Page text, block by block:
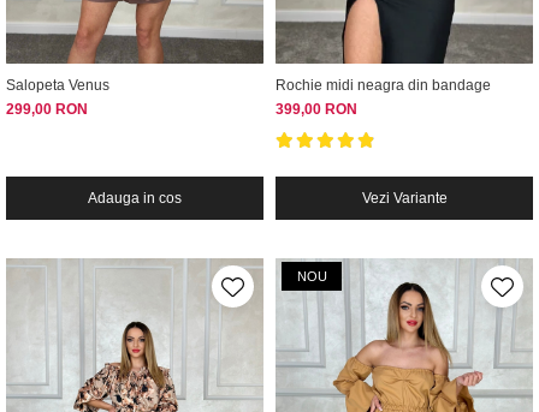
Salopeta Venus
299,00 RON
Adauga in cos
Rochie midi neagra din bandage
399,00 RON
Vezi Variante
NOU